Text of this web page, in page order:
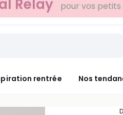
39€* sur la mode
rentrée Nos